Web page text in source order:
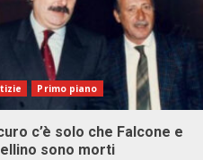
Primo piano
c’è solo che Falcone e
sono morti